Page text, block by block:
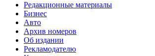
Редакционные материалы
Бизнес
Авто
Архив номеров
Об издании
Рекламодателю